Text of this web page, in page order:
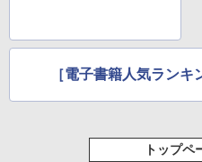
［電子書籍人気ラン
トップペ